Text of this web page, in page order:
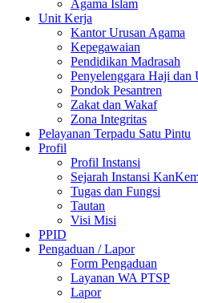
Agama Islam
Unit Kerja
Kantor Urusan Agama
Kepegawaian
Pendidikan Madrasah
Penyelenggara Haji dan
Pondok Pesantren
Zakat dan Wakaf
Zona Integritas
Pelayanan Terpadu Satu Pintu
Profil
Profil Instansi
Sejarah Instansi
Tugas dan Fungsi
Tautan
Visi Misi
PPID
Pengaduan / Lapor
Form Pengaduan
Layanan WA PTSP
Lapor